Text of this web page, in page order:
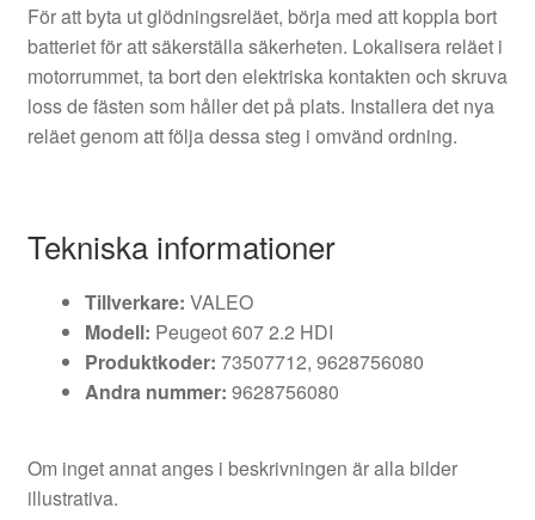
För att byta ut glödningsreläet, börja med att koppla bort
batteriet för att säkerställa säkerheten. Lokalisera reläet i
motorrummet, ta bort den elektriska kontakten och skruva
loss de fästen som håller det på plats. Installera det nya
reläet genom att följa dessa steg i omvänd ordning.
Tekniska informationer
Tillverkare: VALEO
Modell: Peugeot 607 2.2 HDI
Produktkoder: 73507712, 9628756080
Andra nummer: 9628756080
Om inget annat anges i beskrivningen är alla bilder
illustrativa.